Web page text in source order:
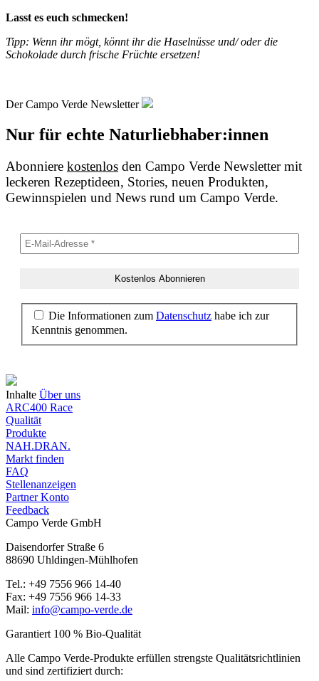
Lasst es euch schmecken!
Tipp: Wenn ihr mögt, könnt ihr die Haselnüsse und/ oder die
Schokolade durch frische Früchte ersetzen!
Der Campo Verde Newsletter
Nur für echte Naturliebhaber:innen
Abonniere kostenlos den Campo Verde Newsletter mit
leckeren Rezeptideen, Stories, neuen Produkten,
Gewinnspielen und News rund um Campo Verde.
Die Informationen zum Datenschutz habe ich zur
Kenntnis genommen.
Inhalte Über uns
ARC400 Race
Qualität
Produkte
NAH.DRAN.
Markt finden
FAQ
Stellenanzeigen
Partner Konto
Feedback
Campo Verde GmbH
Daisendorfer Straße 6
88690 Uhldingen-Mühlhofen
Tel.: +49 7556 966 14-40
Fax: +49 7556 966 14-33
Mail: info@campo-verde.de
Garantiert 100 % Bio-Qualität
Alle Campo Verde-Produkte erfüllen strengste Qualitäts­richtlinien
und sind zertifiziert durch: